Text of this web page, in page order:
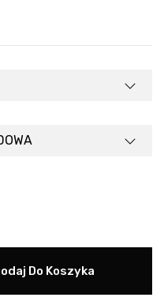
Do Koszyka